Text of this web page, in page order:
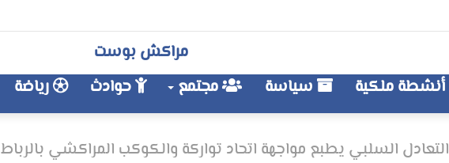
مراكش بوست
أنشطة ملكية سياسة مجتمع حوادث رياضة
التعادل السلبي يطبع مواجهة اتحاد تواركة والكوكب المراكشي بالرباط